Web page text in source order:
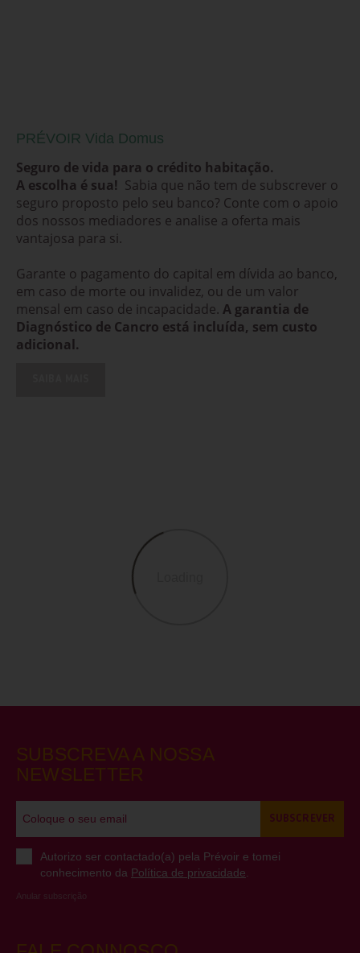
PRÉVOIR Vida Domus
Seguro de vida para o crédito habitação.
A escolha é sua! Sabia que não tem de subscrever o
seguro proposto pelo seu banco? Conte com o apoio
dos nossos mediadores e analise a oferta mais
vantajosa para si.
Garante o pagamento do capital em dívida ao banco,
em caso de morte ou invalidez, ou de um valor
mensal em caso de incapacidade. A garantia de
Diagnóstico de Cancro está incluída, sem custo
adicional.
SUBSCREVA A NOSSA
NEWSLETTER
SUBSCREVER
Autorizo ser contactado(a) pela Prévoir e tomei
conhecimento da Política de privacidade.
Anular subscrição